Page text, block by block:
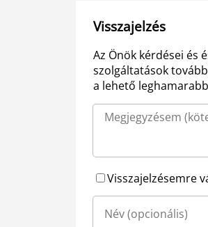
Visszajelzés
Az Önök kérdései és
szolgáltatások
a lehető
Visszajelzésemre